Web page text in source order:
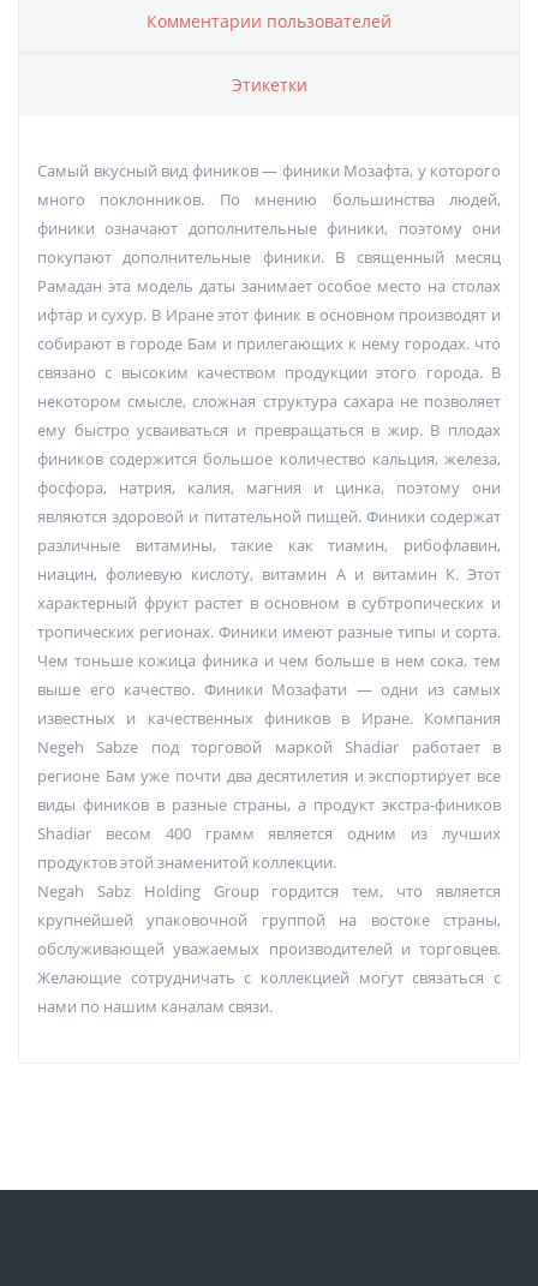
Комментарии пользователей
Этикетки
Самый вкусный вид фиников — финики Мозафта, у которого
много поклонников. По мнению большинства людей,
финики означают дополнительные финики, поэтому они
покупают дополнительные финики. В священный месяц
Рамадан эта модель даты занимает особое место на столах
ифтар и сухур. В Иране этот финик в основном производят и
собирают в городе Бам и прилегающих к нему городах. что
связано с высоким качеством продукции этого города. В
некотором смысле, сложная структура сахара не позволяет
ему быстро усваиваться и превращаться в жир. В плодах
фиников содержится большое количество кальция, железа,
фосфора, натрия, калия, магния и цинка, поэтому они
являются здоровой и питательной пищей. Финики содержат
различные витамины, такие как тиамин, рибофлавин,
ниацин, фолиевую кислоту, витамин А и витамин К. Этот
характерный фрукт растет в основном в субтропических и
тропических регионах. Финики имеют разные типы и сорта.
Чем тоньше кожица финика и чем больше в нем сока, тем
выше его качество. Финики Мозафати — одни из самых
известных и качественных фиников в Иране. Компания
Negeh Sabze под торговой маркой Shadiar работает в
регионе Бам уже почти два десятилетия и экспортирует все
виды фиников в разные страны, а продукт экстра-фиников
Shadiar весом 400 грамм является одним из лучших
продуктов этой знаменитой коллекции.
Negah Sabz Holding Group гордится тем, что является
крупнейшей упаковочной группой на востоке страны,
обслуживающей уважаемых производителей и торговцев.
Желающие сотрудничать с коллекцией могут связаться с
нами по нашим каналам связи.